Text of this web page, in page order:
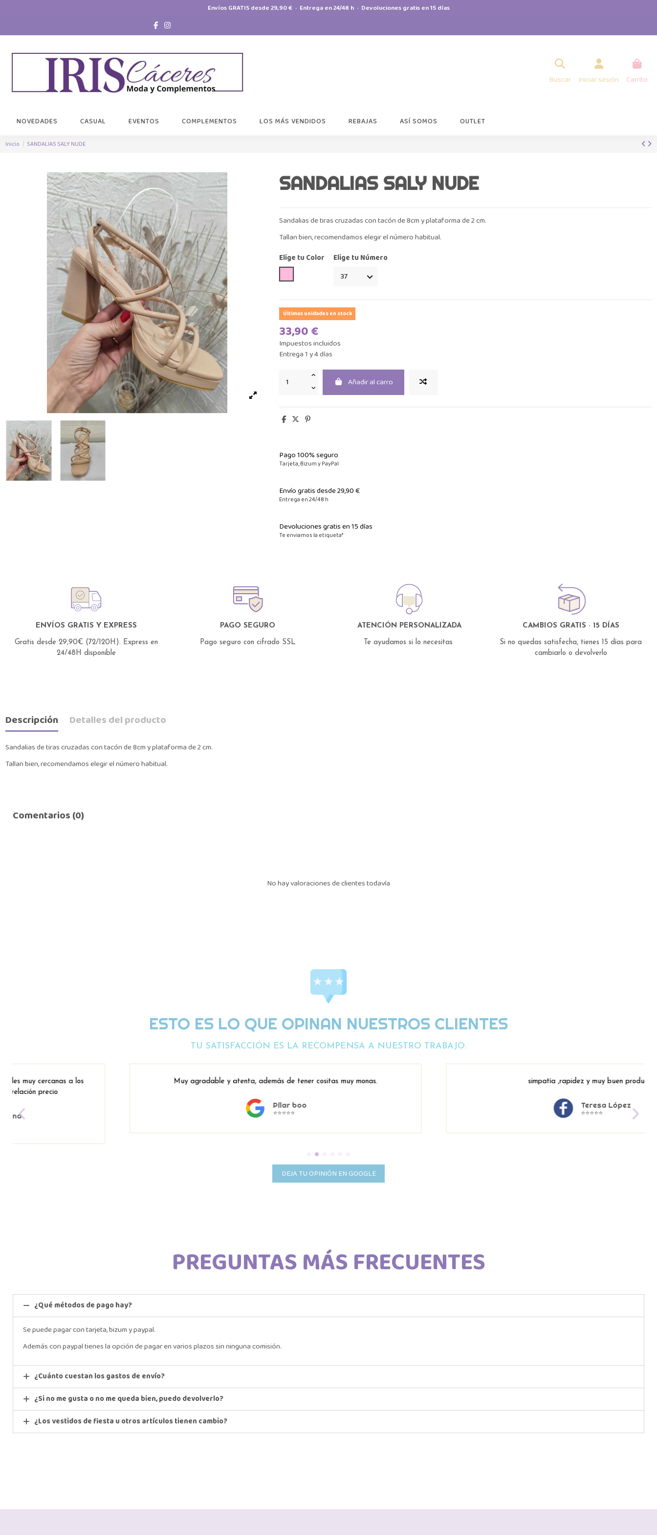
Envíos GRATIS desde 29,90 € · Entrega en 24/48 h · Devoluciones gratis en 15 días
Buscar Iniciar sesión Carrito
NOVEDADES CASUAL EVENTOS COMPLEMENTOS LOS MÁS VENDIDOS REBAJAS ASÍ SOMOS OUTLET
Inicio SANDALIAS SALY NUDE
SANDALIAS SALY NUDE
Sandalias de tiras cruzadas con tacón de 8cm y plataforma de 2 cm.
Tallan bien, recomendamos elegir el número habitual.
Elige tu Color
Elige tu Número
Últimas unidades en stock
33,90 €
Impuestos incluidos
Entrega 1 y 4 días
Añadir al carro
Pago 100% seguro
Tarjeta, Bizum y PayPal
Envío gratis desde 29,90 €
Entrega en 24/48 h
Devoluciones gratis en 15 días
Te enviamos la etiqueta*
ENVÍOS GRATIS Y EXPRESS
Gratis desde 29,90€ (72/120H). Express en
24/48H disponible
PAGO SEGURO
Pago seguro con cifrado SSL
ATENCIÓN PERSONALIZADA
Te ayudamos si lo necesitas
CAMBIOS GRATIS · 15 DÍAS
Si no quedas satisfecha, tienes 15 días para
cambiarlo o devolverlo
Descripción Detalles del producto
Sandalias de tiras cruzadas con tacón de 8cm y plataforma de 2 cm.
Tallan bien, recomendamos elegir el número habitual.
Comentarios (0)
No hay valoraciones de clientes todavía
ESTO ES LO QUE OPINAN NUESTROS CLIENTES
TU SATISFACCIÓN ES LA RECOMPENSA A NUESTRO TRABAJO.
Muy agradable y atenta, además de tener cositas muy monas. simpatía ,rapidez y muy buen producto.
DEJA TU OPINIÓN EN GOOGLE
PREGUNTAS MÁS FRECUENTES
¿Qué métodos de pago hay?
Se puede pagar con tarjeta, bizum y paypal.
Además con paypal tienes la opción de pagar en varios plazos sin ninguna comisión.
¿Cuánto cuestan los gastos de envío?
¿Si no me gusta o no me queda bien, puedo devolverlo?
¿Los vestidos de fiesta u otros artículos tienen cambio?